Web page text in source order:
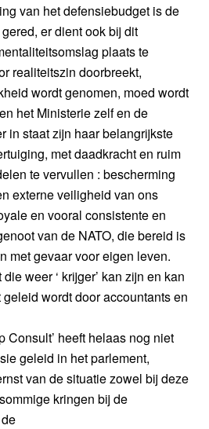
van het defensiebudget is de
er dient ook bij dit
plaats te
realiteitszin doorbreekt,
wordt genomen, moed wordt
het Ministerie zelf en de
in staat zijn haar belangrijkste
met daadkracht en ruim
te vervullen : bescherming
externe veiligheid van ons
en vooral consistente en
van de NATO, die bereid is
met gevaar voor eigen leven.
weer ‘ krijger’ kan zijn en kan
wordt door accountants en
Consult’ heeft helaas nog niet
geleid in het parlement,
van de situatie zowel bij deze
kringen bij de